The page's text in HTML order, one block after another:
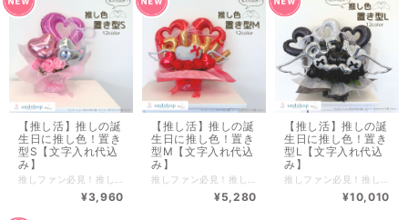
【推し活】推しの誕
生日に推し色！置き
型S【文字入れ代込
み】
¥3,960
【推し活】推しの誕
生日に推し色！置き
型M【文字入れ代込
み】
¥5,280
【推し活】推しの誕
生日に推し色！置き
型L【文字入れ代込
み】
¥10,010